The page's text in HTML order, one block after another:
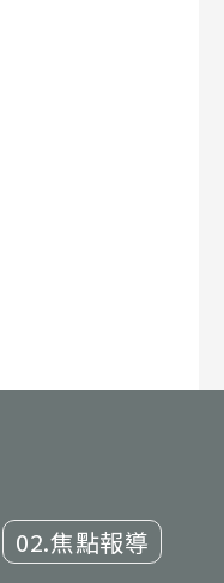
02.焦點報導